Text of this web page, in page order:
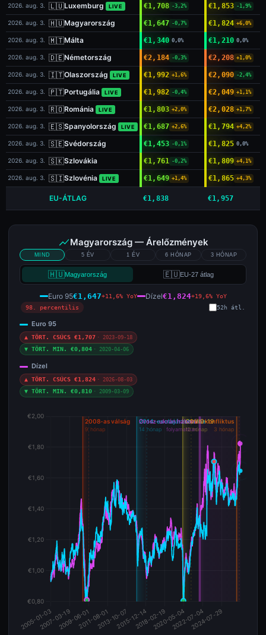
2026. aug. 3. 🇱🇺Luxemburg LIVE €1,708 -3,2% €1,853 -1,9%
2026. aug. 3. 🇭🇺Magyarország €1,647 -0,7% €1,824 +6,0%
2026. aug. 3. 🇲🇹Málta €1,340 0,0% €1,210 0,0%
2026. aug. 3. 🇩🇪Németország €2,184 -0,3% €2,208 +1,0%
2026. aug. 3. 🇮🇹Olaszország LIVE €1,992 +1,6% €2,090 -2,4%
2026. aug. 3. 🇵🇹Portugália LIVE €1,982 -0,4% €2,049 +1,1%
2026. aug. 3. 🇷🇴Románia LIVE €1,803 +2,0% €2,028 +1,7%
2026. aug. 3. 🇪🇸Spanyolország LIVE €1,687 +2,6% €1,794 +4,2%
2026. aug. 3. 🇸🇪Svédország €1,453 -0,1% €1,825 0,0%
2026. aug. 3. 🇸🇰Szlovákia €1,761 -0,2% €1,809 +4,1%
2026. aug. 3. 🇸🇮Szlovénia LIVE €1,649 +1,4% €1,865 +4,3%
EU-ÁTLAG €1,838 €1,957
Magyarország — Árelőzmények
MIND 5 ÉV 1 ÉV 6 HÓNAP 3 HÓNAP
🇭🇺Magyarország 🇪🇺EU-27 átlag
Euro 95€1,647+11,6% YoY Dízel€1,824+19,6% YoY
98. percentilis
52h átl.
Euro 95
▲ TÖRT. CSÚCS €1,707 · 2023-09-18
▼ TÖRT. MIN. €0,804 · 2020-04-06
Dízel
▲ TÖRT. CSÚCS €1,824 · 2026-08-03
▼ TÖRT. MIN. €0,810 · 2009-03-09